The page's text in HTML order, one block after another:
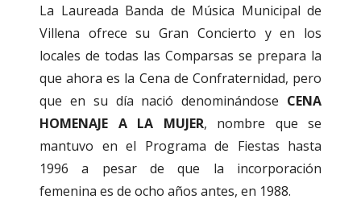
La Laureada Banda de Música Municipal de
Villena ofrece su Gran Concierto y en los
locales de todas las Comparsas se prepara la
que ahora es la Cena de Confraternidad, pero
que en su día nació denominándose CENA
HOMENAJE A LA MUJER, nombre que se
mantuvo en el Programa de Fiestas hasta
1996 a pesar de que la incorporación
femenina es de ocho años antes, en 1988.